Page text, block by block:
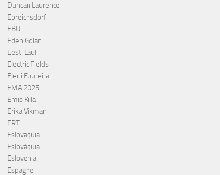
Duncan Laurence
Ebreichsdorf
EBU
Eden Golan
Eesti Laul
Electric Fields
Eleni Foureira
EMA 2025
Emis Killa
Erika Vikman
ERT
Eslovaquia
Eslováquia
Eslovenia
Espagne